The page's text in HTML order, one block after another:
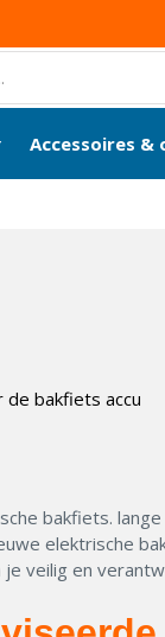
Accessoires &
bakfiets.
elektrische
veilig en